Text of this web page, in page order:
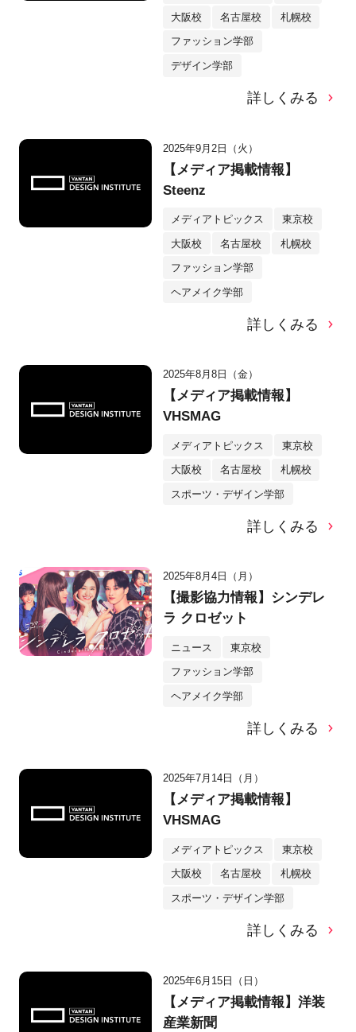
大阪校 名古屋校 札幌校
ファッション学部
デザイン学部
詳しくみる
2025年9月2日（火）
【メディア掲載情報】
Steenz
メディアトピックス 東京校
大阪校 名古屋校 札幌校
ファッション学部
ヘアメイク学部
詳しくみる
2025年8月8日（金）
【メディア掲載情報】
VHSMAG
メディアトピックス 東京校
大阪校 名古屋校 札幌校
スポーツ・デザイン学部
詳しくみる
2025年8月4日（月）
【撮影協力情報】シンデレ
ラ クロゼット
ニュース 東京校
ファッション学部
ヘアメイク学部
詳しくみる
2025年7月14日（月）
【メディア掲載情報】
VHSMAG
メディアトピックス 東京校
大阪校 名古屋校 札幌校
スポーツ・デザイン学部
詳しくみる
2025年6月15日（日）
【メディア掲載情報】洋装
産業新聞